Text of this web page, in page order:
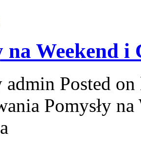
na Weekend i
admin Posted
Pomysły